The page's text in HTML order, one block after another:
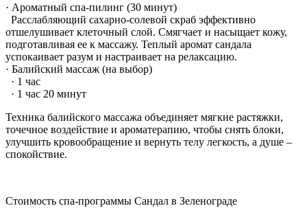
· Ароматный спа-пилинг (30 минут)
Расслабляющий сахарно-солевой скраб эффективно
отшелушивает клеточный слой. Смягчает и насыщает кожу,
подготавливая ее к массажу. Теплый аромат сандала
успокаивает разум и настраивает на релаксацию.
· Балийский массаж (на выбор)
· 1 час
· 1 час 20 минут
Техника балийского массажа объединяет мягкие растяжки,
точечное воздействие и ароматерапию, чтобы снять блоки,
улучшить кровообращение и вернуть телу легкость, а душе –
спокойствие.
Стоимость спа-программы Сандал в Зеленограде